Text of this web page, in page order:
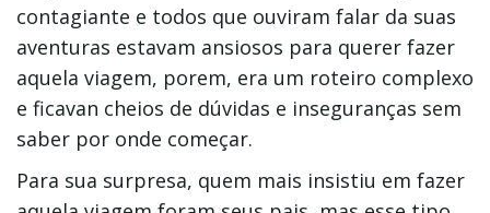
contagiante e todos que ouviram falar da suas
aventuras estavam ansiosos para querer fazer
aquela viagem, porem, era um roteiro complexo
e ficavan cheios de dúvidas e inseguranças sem
saber por onde começar.
Para sua surpresa, quem mais insistiu em fazer